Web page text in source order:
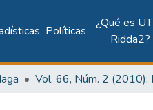
Políticas
¿Qué es
Ridda2?